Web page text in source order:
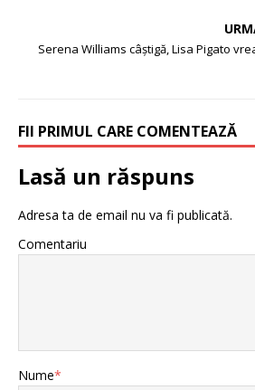
Serena Williams câștigă, Lisa Pigato
FII PRIMUL CARE COMENTEAZĂ
Lasă un răspuns
Adresa ta de email nu va fi publicată.
Comentariu
Nume*